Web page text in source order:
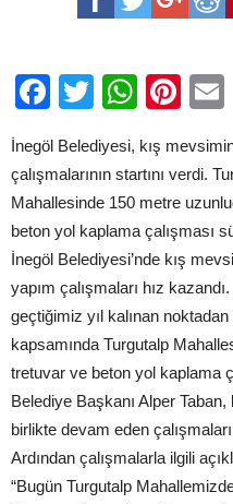
için Facebook
Twitter
İnegöl Belediyesi, kış
çalışmalarının startını verdi.
Mahallesinde 150 metre
beton yol kaplama çalışması
İnegöl Belediyesi’nde kış
yapım çalışmaları hız
geçtiğimiz yıl kalınan
kapsamında Turgutalp
tretuvar ve beton yol kaplama
Belediye Başkanı Alper
birlikte devam eden
Ardından çalışmalarla ilgili
“Bugün Turgutalp